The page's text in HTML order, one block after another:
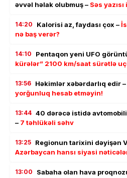
əvvəl həlak olubmuş – Səs
14:20 Kalorisi az, faydası çox –
nə baş verər?
14:10 Pentaqon yeni UFO
kürələr” 2100 km/saat sürətlə
13:56 Həkimlər xəbərdarlıq edir –
yorğunluq hesab etməyin!
13:44 40 dərəcə istidə
– 7 təhlükəli səhv
13:25 Regionun tarixini dəyişən
Azərbaycan hansı siyasi
13:00 Sabaha olan hava